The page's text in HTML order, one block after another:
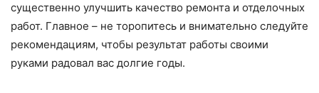
существенно улучшить качество ремонта и отделочных
работ. Главное – не торопитесь и внимательно следуйте
рекомендациям, чтобы результат работы своими
руками радовал вас долгие годы.